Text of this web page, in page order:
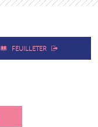
FEUILLETER